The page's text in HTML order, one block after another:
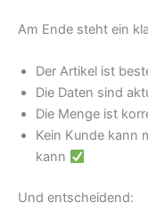
Am Ende steht ein
Der Artikel ist
Die Daten sind
Die Menge ist
Kein Kunde kann
kann
Und entscheidend: